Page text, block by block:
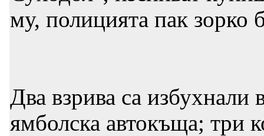
му, полицията пак зорко
Два взрива са избухнали
ямболска автокъща; три